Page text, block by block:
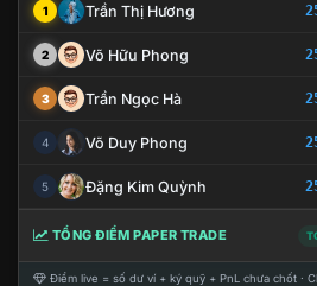
1 Trần Thị Hương
2 Võ Hữu Phong
3 Trần Ngọc Hà
4 Võ Duy Phong
5 Đặng Kim Quỳnh
TỔNG ĐIỂM PAPER TRADE
Điểm live = số dư ví + ký quỹ + PnL chưa chốt ·